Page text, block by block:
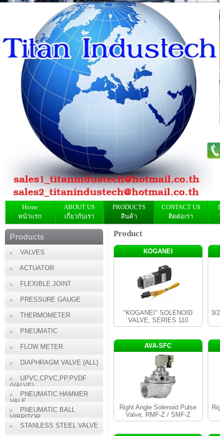
Home
หน้าแรก
ABOUT US
เกี่ยวกับเรา
PRODUCTS
สินค้า
CONTACT US
ติดต่อเรา
Products
VALVES
ACTUATOR
FLEXIBLE JOINT
PRESSURE GAUGE
THERMOMETER
PNEUMATIC
FLOW METER
DIAPHRAGM VALVE (ALL)
UPVC,CPVC,PP,PVDF
(VALVE)
PNEUMATIC HAMMER
VALE
PNEUMATIC BALL
VIBRITOR
STANLESS STEEL VALVE
Product
KOGANEI
"KOGANEI" SOLENOID
VALVE, SERIES 110
3/
AVA-SFC
Right Angle Solenoid Pulse
Valve, RMF-Z / SMF-Z